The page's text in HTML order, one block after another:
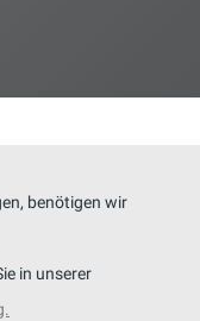
benötigen wir
in unserer